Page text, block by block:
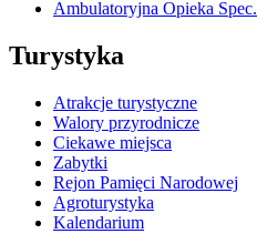
Ambulatoryjna Opieka Spec.
Turystyka
Atrakcje turystyczne
Walory przyrodnicze
Ciekawe miejsca
Zabytki
Rejon Pamięci Narodowej
Agroturystyka
Kalendarium